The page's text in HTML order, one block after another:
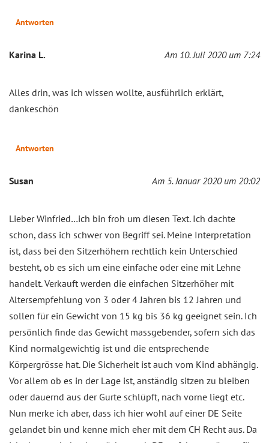
Antworten
Karina L. Am 10. Juli 2020 um 7:24
Alles drin, was ich wissen wollte, ausführlich erklärt,
dankeschön
Antworten
Susan Am 5. Januar 2020 um 20:02
Lieber Winfried…ich bin froh um diesen Text. Ich dachte
schon, dass ich schwer von Begriff sei. Meine Interpretation
ist, dass bei den Sitzerhöhern rechtlich kein Unterschied
besteht, ob es sich um eine einfache oder eine mit Lehne
handelt. Verkauft werden die einfachen Sitzerhöher mit
Altersempfehlung von 3 oder 4 Jahren bis 12 Jahren und
sollen für ein Gewicht von 15 kg bis 36 kg geeignet sein. Ich
persönlich finde das Gewicht massgebender, sofern sich das
Kind normalgewichtig ist und die entsprechende
Körpergrösse hat. Die Sicherheit ist auch vom Kind abhängig.
Vor allem ob es in der Lage ist, anständig sitzen zu bleiben
oder dauernd aus der Gurte schlüpft, nach vorne liegt etc.
Nun merke ich aber, dass ich hier wohl auf einer DE Seite
gelandet bin und kenne mich eher mit dem CH Recht aus. Da